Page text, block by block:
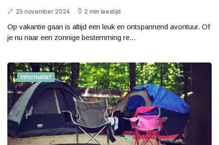
25 november 2024 2 min leestijd
Op vakantie gaan is altijd een leuk en ontspannend avontuur. Of
je nu naar een zonnige bestemming re...
Informatief